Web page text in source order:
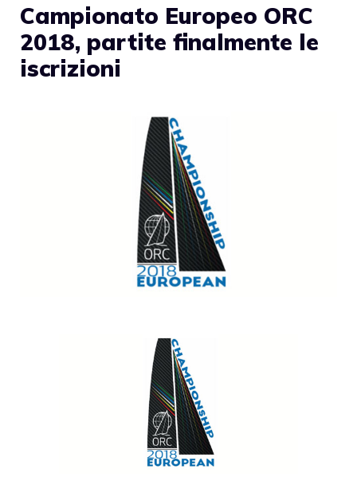
Campionato Europeo ORC
2018, partite finalmente le
iscrizioni